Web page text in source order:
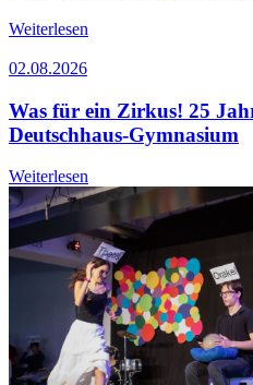
Weiterlesen
02.08.2026
Was für ein Zirkus! 25
Deutschhaus-Gymnasium
Weiterlesen